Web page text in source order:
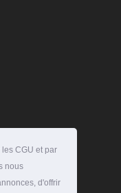
CGU et par
nous
d'offrir